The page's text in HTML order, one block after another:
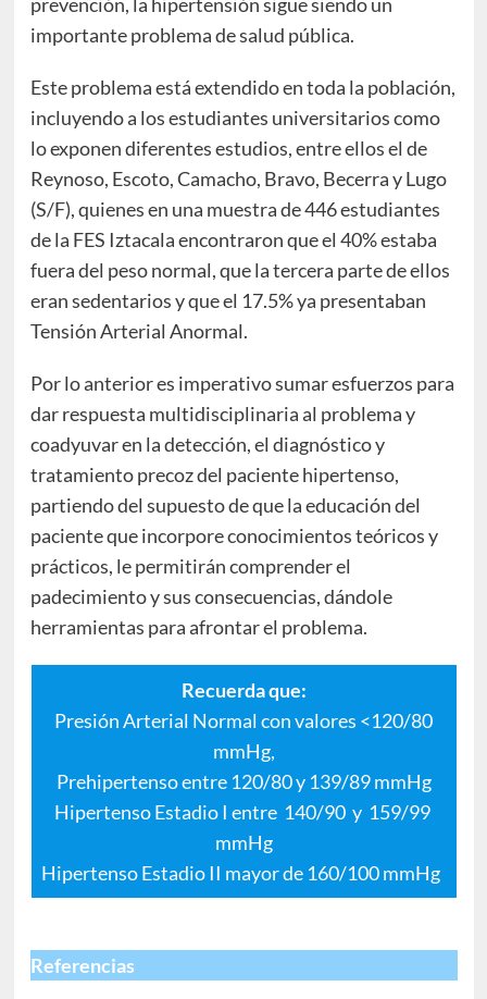
importante problema de salud pública.
Este problema está extendido en toda la población,
incluyendo a los estudiantes universitarios como
lo exponen diferentes estudios, entre ellos el de
Reynoso, Escoto, Camacho, Bravo, Becerra y Lugo
(S/F), quienes en una muestra de 446 estudiantes
de la FES Iztacala encontraron que el 40% estaba
fuera del peso normal, que la tercera parte de ellos
eran sedentarios y que el 17.5% ya presentaban
Tensión Arterial Anormal.
Por lo anterior es imperativo sumar esfuerzos para
dar respuesta multidisciplinaria al problema y
coadyuvar en la detección, el diagnóstico y
tratamiento precoz del paciente hipertenso,
partiendo del supuesto de que la educación del
paciente que incorpore conocimientos teóricos y
prácticos, le permitirán comprender el
padecimiento y sus consecuencias, dándole
herramientas para afrontar el problema.
Recuerda que:
Presión Arterial Normal con valores <120/80
mmHg,
Prehipertenso entre 120/80 y 139/89 mmHg
Hipertenso Estadio I entre 140/90 y 159/99
mmHg
Hipertenso Estadio II mayor de 160/100 mmHg
Referencias